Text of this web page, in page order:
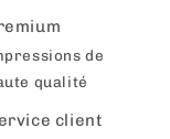
de
qualité
client